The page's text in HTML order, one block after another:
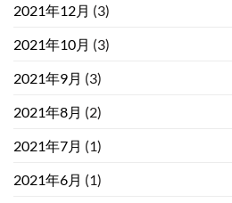
2021年12月 (3)
2021年10月 (3)
2021年9月 (3)
2021年8月 (2)
2021年7月 (1)
2021年6月 (1)